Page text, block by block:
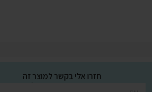
חזרו אלי בקשר למוצר זה
השאירו פרטים ונציגינו יחזרו אליכם בהקדם